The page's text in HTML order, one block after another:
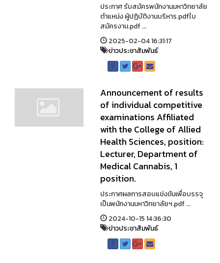
ประกาศ รับสมัครพนักงานมหาวิทยาลัย
ตำแหน่ง ผู้ปฏิบัติงานบริหาร.pdfใบ
สมัครงาน.pdf ...
2025-02-04 16:31:17
ข่าวประชาสัมพันธ์
Announcement of results
of individual competitive
examinations Affiliated
with the College of Allied
Health Sciences, position:
Lecturer, Department of
Medical Cannabis, 1
position.
ประกาศผลการสอบแข่งขันเพื่อบรรจุ
เป็นพนักงานมหาวิทยาลัยฯ.pdf ...
2024-10-15 14:36:30
ข่าวประชาสัมพันธ์